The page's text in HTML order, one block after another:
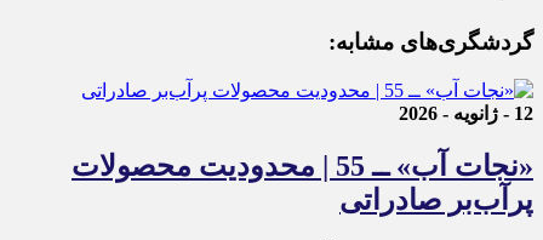
گردشگری‌های مشابه:
12 - ژانویه - 2026
«نجات آب» ــ 55 | محدودیت محصولات
پرآب‌بر صادراتی